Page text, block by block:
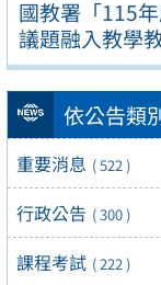
國教署「115
議題融入教學
依公告類
重要消息 ( 522 )
行政公告 ( 300 )
課程考試 ( 222 )